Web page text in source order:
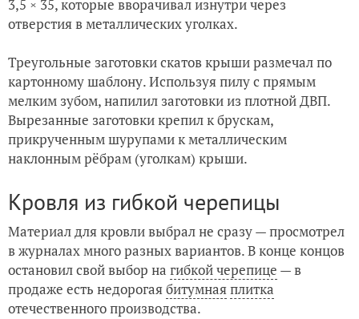
3,5 × 35, которые вворачивал изнутри через
отверстия в металлических уголках.
Треугольные заготовки скатов крыши размечал по
картонному шаблону. Используя пилу с прямым
мелким зубом, напилил заготовки из плотной ДВП.
Вырезанные заготовки крепил к брускам,
прикрученным шурупами к металлическим
наклонным рёбрам (уголкам) крыши.
Кровля из гибкой черепицы
Материал для кровли выбрал не сразу — просмотрел
в журналах много разных вариантов. В конце концов
остановил свой выбор на гибкой черепице — в
продаже есть недорогаябитумнаяплитка
отечественного производства.